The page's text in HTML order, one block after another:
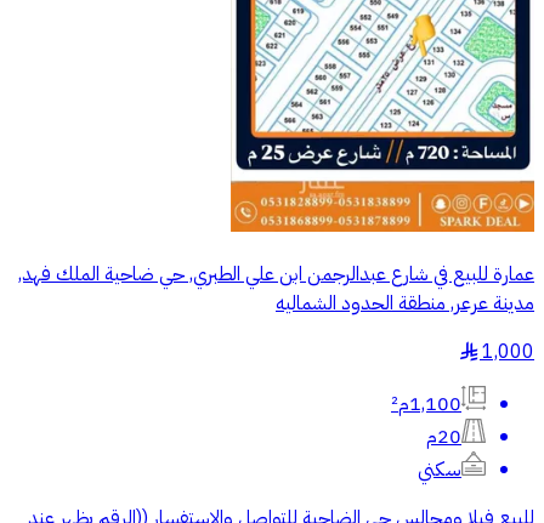
عمارة للبيع في شارع عبدالرجمن ابن علي الطبري, حي ضاحية الملك فهد,
مدينة عرعر, منطقة الحدود الشماليه
1,000
§
1,100م²
20م
سكني